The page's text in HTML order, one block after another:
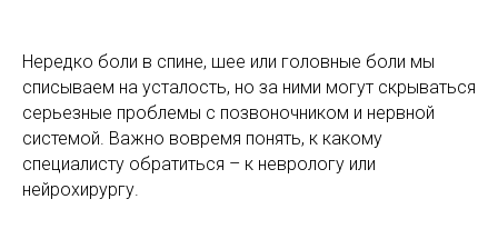
Нередко боли в спине, шее или головные боли мы
списываем на усталость, но за ними могут скрываться
серьезные проблемы с позвоночником и нервной
системой. Важно вовремя понять, к какому
специалисту обратиться – к неврологу или
нейрохирургу.